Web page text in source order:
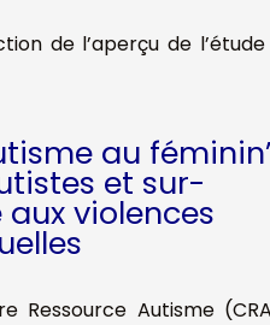
de l’aperçu de l’étude
au
et sur-
violences
Ressource Autisme